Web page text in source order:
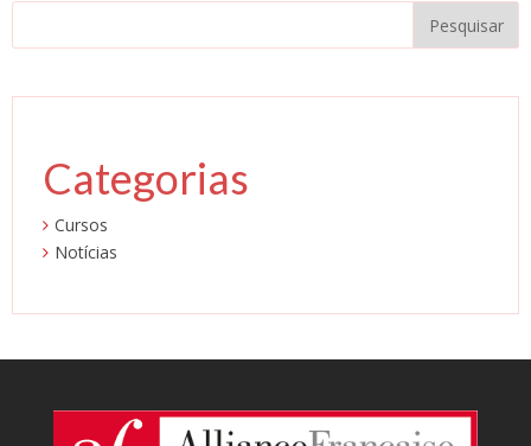
Categorias
Cursos
Notícias